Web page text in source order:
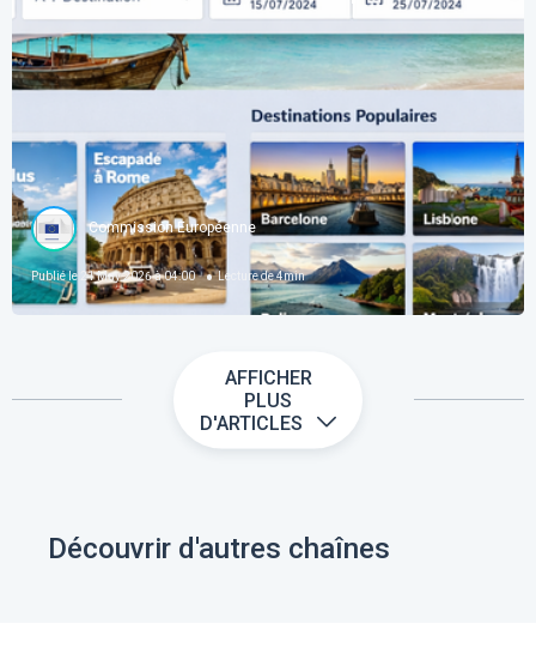
Commission Européenne
Publié le 21 May 2026 à 04:00 Lecture de4min
AFFICHER
PLUS
D'ARTICLES
Découvrir d'autres chaînes